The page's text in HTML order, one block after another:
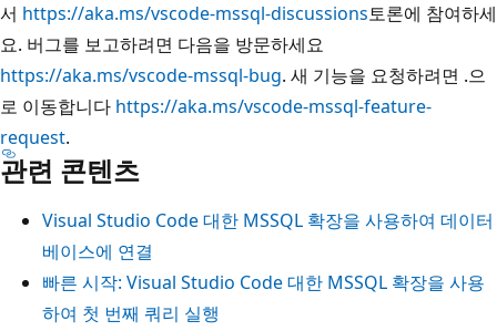
서 https://aka.ms/vscode-mssql-discussions토론에 참여하세
요. 버그를 보고하려면 다음을 방문하세요
https://aka.ms/vscode-mssql-bug. 새 기능을 요청하려면 .으
로 이동합니다 https://aka.ms/vscode-mssql-feature-
request.
관련 콘텐츠
Visual Studio Code 대한 MSSQL 확장을 사용하여 데이터
베이스에 연결
빠른 시작: Visual Studio Code 대한 MSSQL 확장을 사용
하여 첫 번째 쿼리 실행